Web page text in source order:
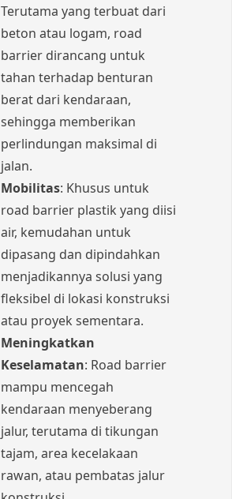
Terutama yang terbuat dari
beton atau logam, road
barrier dirancang untuk
tahan terhadap benturan
berat dari kendaraan,
sehingga memberikan
perlindungan maksimal di
jalan.
Mobilitas: Khusus untuk
road barrier plastik yang diisi
air, kemudahan untuk
dipasang dan dipindahkan
menjadikannya solusi yang
fleksibel di lokasi konstruksi
atau proyek sementara.
Meningkatkan
Keselamatan: Road barrier
mampu mencegah
kendaraan menyeberang
jalur, terutama di tikungan
tajam, area kecelakaan
rawan, atau pembatas jalur